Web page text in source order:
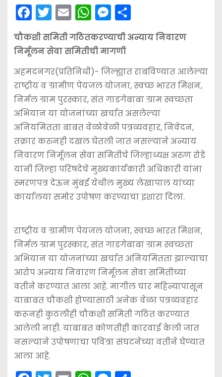
F
a
c
e
b
o
o
k
T
w
itt
er
E
m
ai
l
W
h
a
ts
A
p
p
M
e
s
s
e
n
g
er
S
h
ar
चौकशी समिती गठितकरण्याची अन्याय निवारण
निर्मूलन सेवा समितीची मागणी
अहमदनगर(प्रतिनिधी)- जिल्ह्यात राबविण्यात आलेल्या
राष्ट्रीय व ग्रामीण पेयजल योजना, स्वच्छ भारत मिशन,
निर्मल ग्राम पुरस्कार, संत गाडगेबाबा ग्राम स्वच्छता
अभियान या योजनांच्या खर्चात असलेल्या
अनियमितता बाबत वेळोवेळी पत्रव्यवहार, निवेदन,
तक्रार करुनही दखल घेतली जात नसल्याने अन्याय
निवारण निर्मूलन सेवा समितीचे जिल्हाध्यक्ष अरुण रोडे
यांनी जिल्हा परिषदेचे मुख्यकार्यकारी अधिकारी यांना
स्मरणपत्र देऊन मुंबई येथील मुख्य लेखापाल यांच्या
कार्यालया समोर उपोषण करण्याचा इशारा दिला.
राष्ट्रीय व ग्रामीण पेयजल योजना, स्वच्छ भारत मिशन,
निर्मल ग्राम पुरस्कार, संत गाडगेबाबा ग्राम स्वच्छता
अभियान या योजनांच्या खर्चात अनियमितता झाल्याचा
आरोप अन्याय निवारण निर्मूलन सेवा समितीच्या
वतीने करण्यात आला आहे. मागील चार महिन्यापासून
याबाबत चौकशी होण्यासाठी अनेक वेळा पत्रव्यवहार
करूनही कुठलीही चौकशी समिती गठित करण्यात
आलेली नाही. याबाबत कोणतीही कारवाई केली जात
नसल्याने उपोषणाचा पवित्रा संघटनेच्या वतीने घेण्यात
आला आहे.